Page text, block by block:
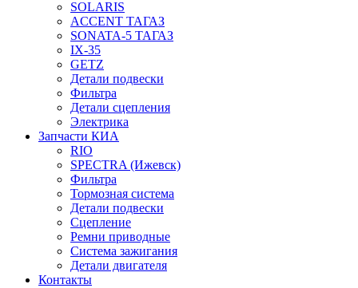
SOLARIS
ACCENT ТАГАЗ
SONATA-5 ТАГАЗ
IX-35
GETZ
Детали подвески
Фильтра
Детали сцепления
Электрика
Запчасти КИА
RIO
SPECTRA (Ижевск)
Фильтра
Тормозная система
Детали подвески
Сцепление
Ремни приводные
Система зажигания
Детали двигателя
Контакты